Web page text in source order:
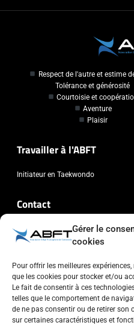
Gérer le
cookies
Pour offrir les meilleures
que les cookies pour stocker et/ou
Le fait de consentir à ces
telles que le comportement de
de ne pas consentir ou de retirer
sur certaines caractéristiques et
Respect de l'autre et estime
Tolérance et générosité
Courtoisie et
Aventure
Plaisir
Travailler à l'ABFT
Initiateur en Taekwondo
Contact
Association Belge
Chaussée de Wavre, 2057 -
info@abft.be
+32 (0)2 347 34 77